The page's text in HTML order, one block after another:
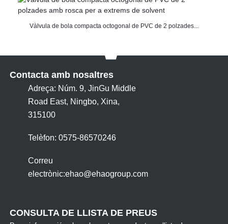
Vàlvula de bola compacta octogonal de PVC de 2 polzades...
Contacta amb nosaltres
Adreça: Núm. 9, JinGu Middle
Road East, Ningbo, Xina,
315100
Telèfon: 0575-86570246
Correu
electrònic:ehao@ehaogroup.com
CONSULTA DE LLISTA DE PREUS